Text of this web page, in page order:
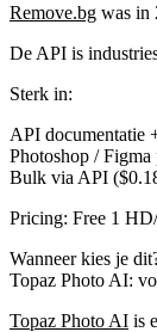
Remove.bg was in
De API is
Sterk in:
API documentatie
Photoshop / Figma
Bulk via API
Pricing: Free 1
Wanneer kies je
Topaz Photo AI:
Topaz Photo AI is